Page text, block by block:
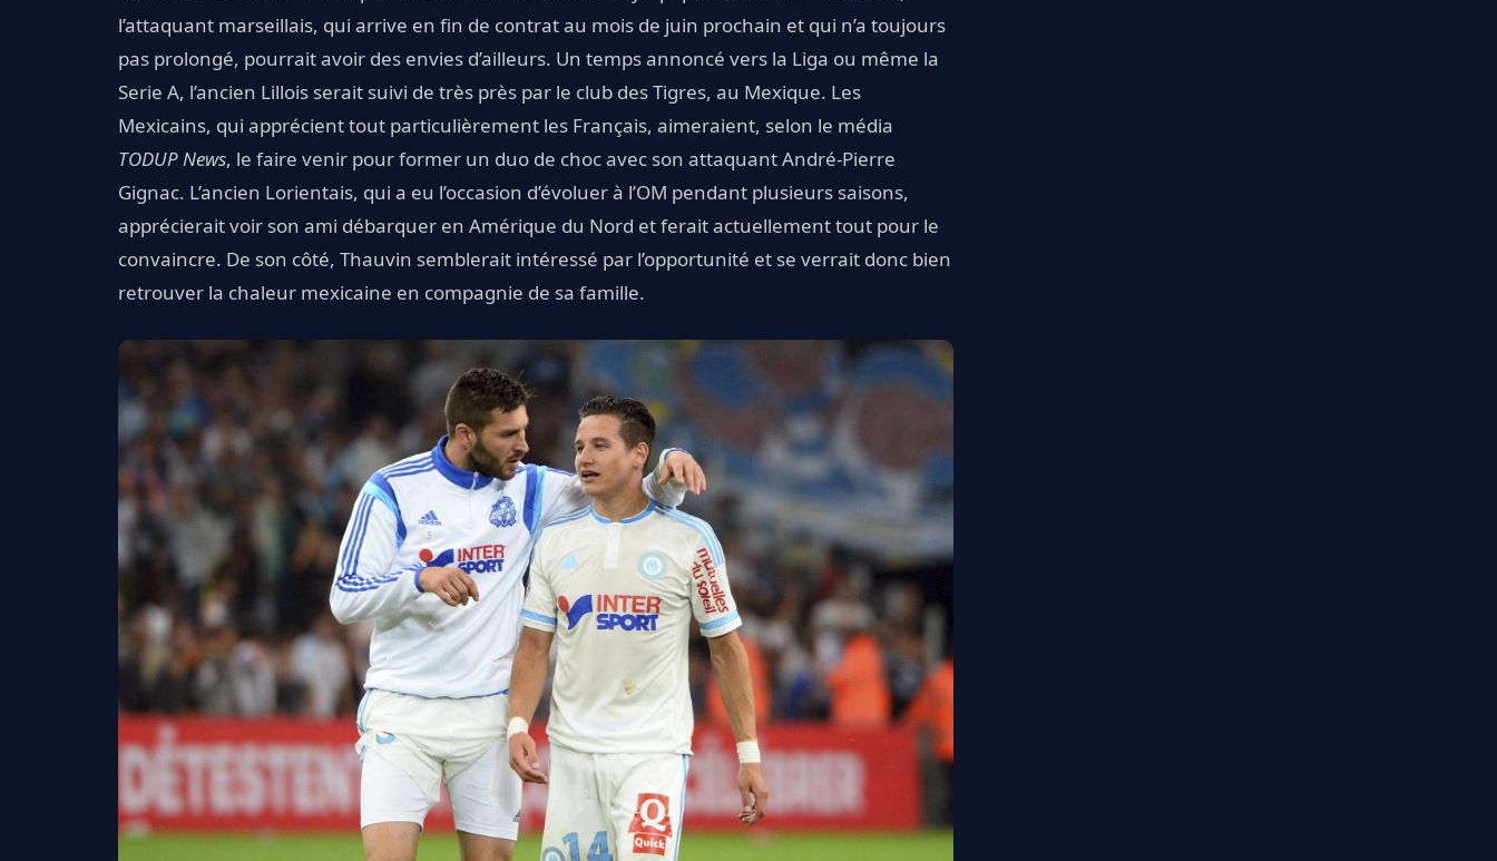
l’attaquant marseillais, qui arrive en fin de contrat au mois de juin prochain et qui n’a toujours
pas prolongé, pourrait avoir des envies d’ailleurs. Un temps annoncé vers la Liga ou même la
Serie A, l’ancien Lillois serait suivi de très près par le club des Tigres, au Mexique. Les
Mexicains, qui apprécient tout particulièrement les Français, aimeraient, selon le média
TODUP News, le faire venir pour former un duo de choc avec son attaquant André-Pierre
Gignac. L’ancien Lorientais, qui a eu l’occasion d’évoluer à l’OM pendant plusieurs saisons,
apprécierait voir son ami débarquer en Amérique du Nord et ferait actuellement tout pour le
convaincre. De son côté, Thauvin semblerait intéressé par l’opportunité et se verrait donc bien
retrouver la chaleur mexicaine en compagnie de sa famille.